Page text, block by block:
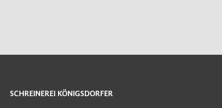
SCHREINEREI KÖNIGSDORFER